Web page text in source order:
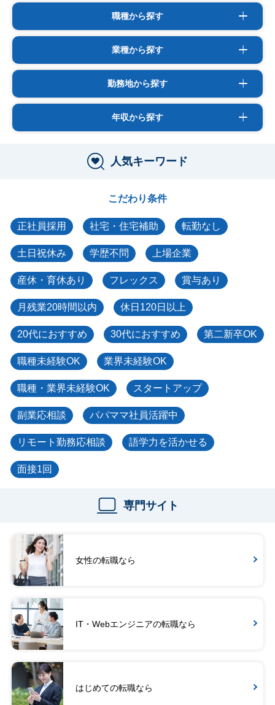
職種から探す
業種から探す
勤務地から探す
年収から探す
人気キーワード
こだわり条件
正社員採用 社宅・住宅補助 転勤なし
土日祝休み 学歴不問 上場企業
産休・育休あり フレックス 賞与あり
月残業20時間以内 休日120日以上
20代におすすめ 30代におすすめ 第二新卒OK
職種未経験OK 業界未経験OK
職種・業界未経験OK スタートアップ
副業応相談 パパママ社員活躍中
リモート勤務応相談 語学力を活かせる
面接1回
専門サイト
女性の転職なら
IT・Webエンジニアの転職なら
はじめての転職なら